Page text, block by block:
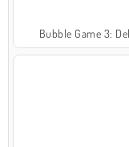
Bubble Game 3: